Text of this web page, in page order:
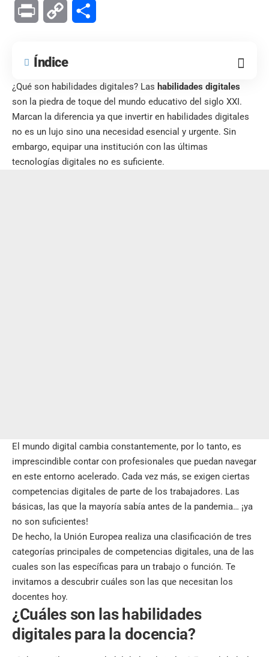
Print Copy
Índice
¿Qué son habilidades digitales? Las habilidades digitales
son la piedra de toque del mundo educativo del siglo XXI.
Marcan la diferencia ya que invertir en habilidades digitales
no es un lujo sino una necesidad esencial y urgente. Sin
embargo, equipar una institución con las últimas
tecnologías digitales no es suficiente.
El mundo digital cambia constantemente, por lo tanto, es
imprescindible contar con profesionales que puedan navegar
en este entorno acelerado. Cada vez más, se exigen ciertas
competencias digitales de parte de los trabajadores. Las
básicas, las que la mayoría sabía antes de la pandemia… ¡ya
no son suficientes!
De hecho, la Unión Europea realiza una clasificación de tres
categorías principales de competencias digitales, una de las
cuales son las específicas para un trabajo o función. Te
invitamos a descubrir cuáles son las que necesitan los
docentes hoy.
¿Cuáles son las habilidades
digitales para la docencia?